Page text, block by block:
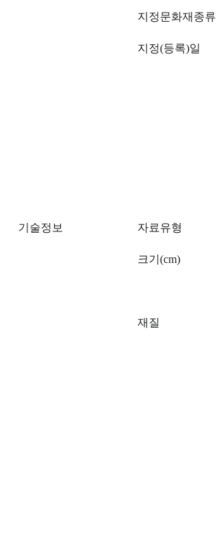
지정문화재종류
지정(등록)일
기술정보 자료유형
크기(cm)
재질